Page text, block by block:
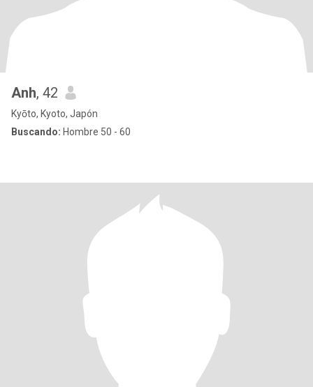
Anh, 42
Kyōto, Kyoto, Japón
Buscando: Hombre 50 - 60